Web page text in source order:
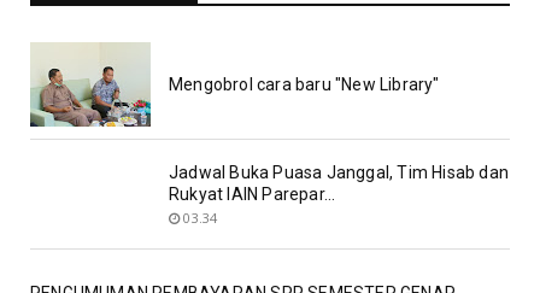
Mengobrol cara baru "New Library"
Jadwal Buka Puasa Janggal, Tim Hisab dan
Rukyat IAIN Parepar...
03.34